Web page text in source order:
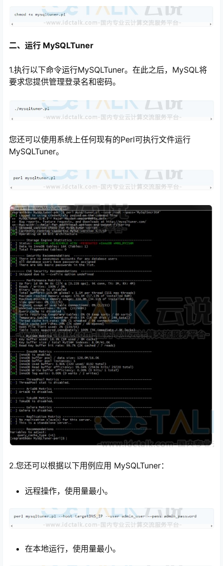
二、运行 MySQLTuner
1.执行以下命令运行MySQLTuner。在此之后，MySQL将
要求您提供管理登录名和密码。
您还可以使用系统上任何现有的Perl可执行文件运行
MySQLTuner。
2.您还可以根据以下用例应用 MySQLTuner：
远程操作，使用量最小。
在本地运行，使用量最小。